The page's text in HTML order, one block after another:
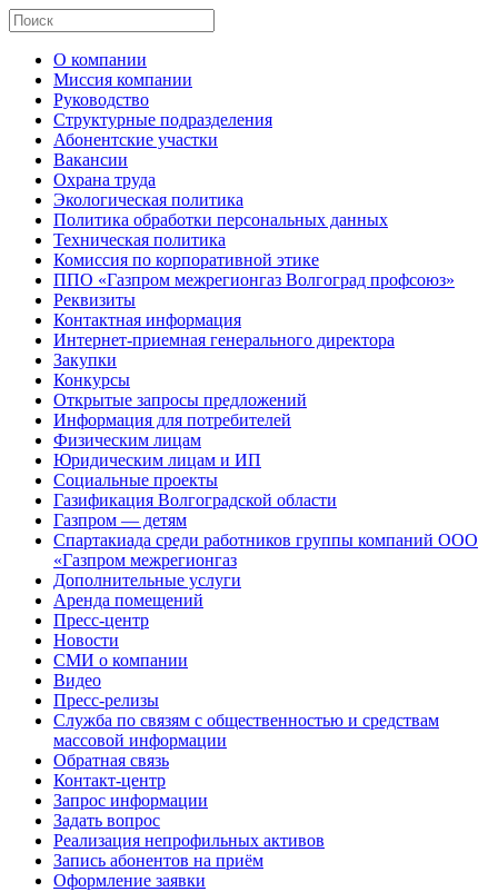
О компании
Миссия компании
Руководство
Структурные подразделения
Абонентские участки
Вакансии
Охрана труда
Экологическая политика
Политика обработки персональных данных
Техническая политика
Комиссия по корпоративной этике
ППО «Газпром межрегионгаз Волгоград профсоюз»
Реквизиты
Контактная информация
Интернет-приемная генерального директора
Закупки
Конкурсы
Открытые запросы предложений
Информация для потребителей
Физическим лицам
Юридическим лицам и ИП
Социальные проекты
Газификация Волгоградской области
Газпром — детям
Спартакиада среди работников группы компаний ООО
«Газпром межрегионгаз
Дополнительные услуги
Аренда помещений
Пресс-центр
Новости
СМИ о компании
Видео
Пресс-релизы
Служба по связям с общественностью и средствам
массовой информации
Обратная связь
Контакт-центр
Запрос информации
Задать вопрос
Реализация непрофильных активов
Запись абонентов на приём
Оформление заявки